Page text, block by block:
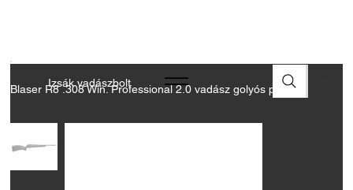
Izsák vadászbolt
Blaser R8 .308 Win. Professional 2.0 vadász golyós puska